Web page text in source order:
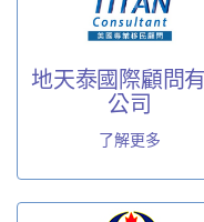
地天泰國際顧問
公司
了解更多